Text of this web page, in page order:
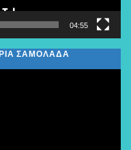
04:55
ΣΑΜΟΛΑΔΑ